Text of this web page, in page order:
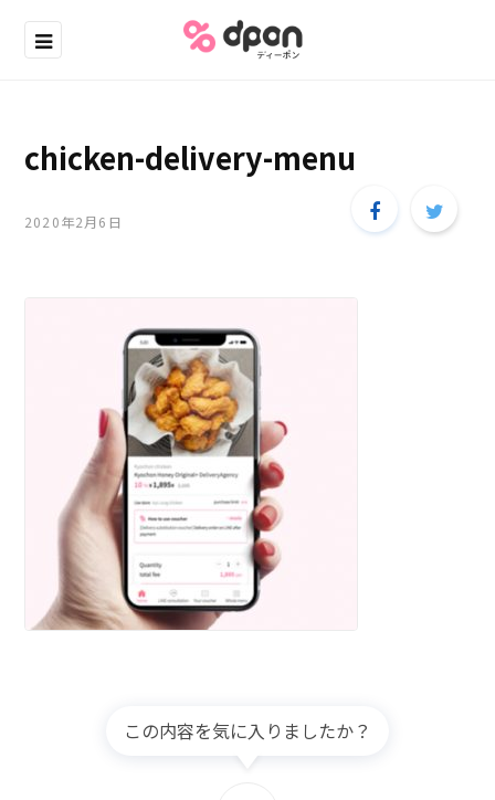
chicken-delivery-menu
2020年2月6日
この内容を気に入りましたか？